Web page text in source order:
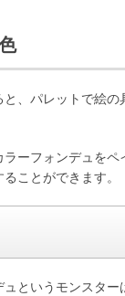
、パレットで絵
ーフォンデュを
ことができます。
というモンスタ